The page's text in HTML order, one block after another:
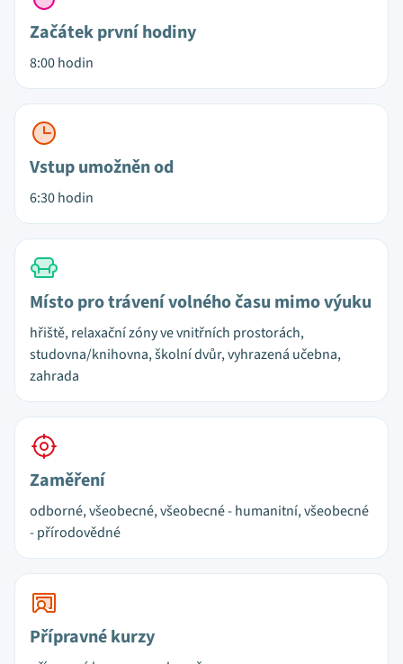
Začátek první hodiny
8:00 hodin
Vstup umožněn od
6:30 hodin
Místo pro trávení volného času mimo výuku
hřiště, relaxační zóny ve vnitřních prostorách,
studovna/knihovna, školní dvůr, vyhrazená učebna,
zahrada
Zaměření
odborné, všeobecné, všeobecné - humanitní, všeobecné
- přírodovědné
Přípravné kurzy